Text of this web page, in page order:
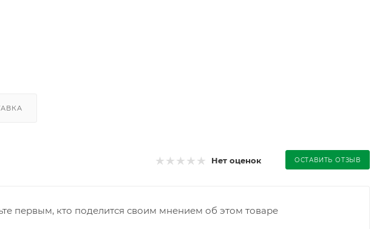
Нет оценок ОСТАВИТЬ ОТЗЫВ
первым, кто поделится своим мнением об этом товаре